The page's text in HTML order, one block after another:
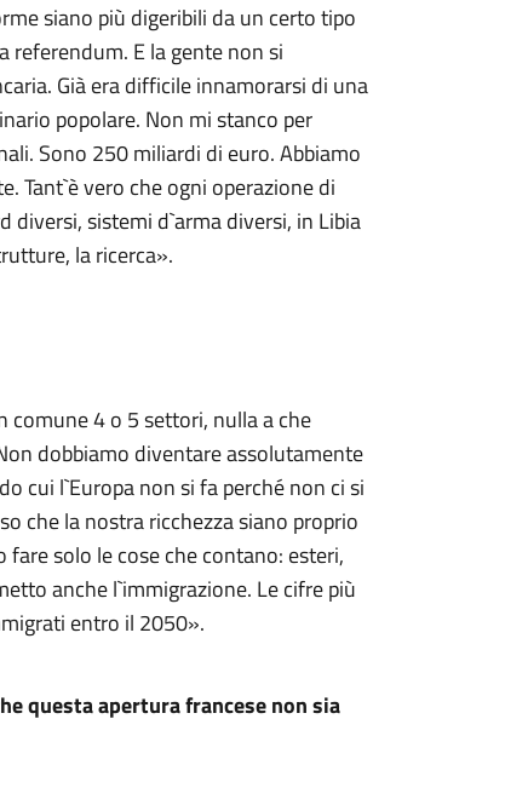
siano più digeribili da un certo tipo
referendum. E la gente non si
Già era difficile innamorarsi di una
popolare. Non mi stanco per
Sono 250 miliardi di euro. Abbiamo
Tant`è vero che ogni operazione di
diversi, sistemi d`arma diversi, in Libia
la ricerca».
comune 4 o 5 settori, nulla a che
dobbiamo diventare assolutamente
cui l`Europa non si fa perché non ci si
che la nostra ricchezza siano proprio
solo le cose che contano: esteri,
anche l`immigrazione. Le cifre più
entro il 2050».
questa apertura francese non sia